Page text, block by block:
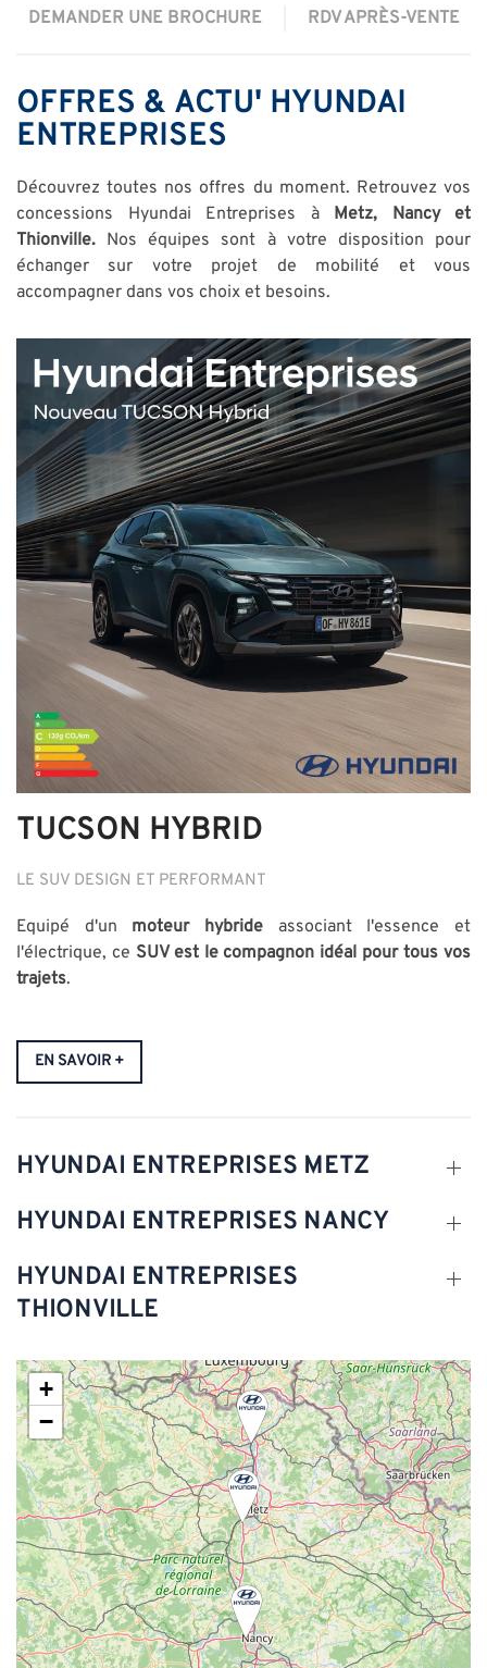
DEMANDER UNE BROCHURE
RDV APRÈS-VENTE
OFFRES & ACTU' HYUNDAI
ENTREPRISES
Découvrez toutes nos offres du moment. Retrouvez vos
concessions Hyundai Entreprises à Metz, Nancy et
Thionville. Nos équipes sont à votre disposition pour
échanger sur votre projet de mobilité et vous
accompagner dans vos choix et besoins.
TUCSON HYBRID
LE SUV DESIGN ET PERFORMANT
Equipé d'un moteur hybride associant l'essence et
l'électrique, ce SUV est le compagnon idéal pour tous vos
trajets.
EN SAVOIR +
HYUNDAI ENTREPRISES METZ
HYUNDAI ENTREPRISES NANCY
HYUNDAI ENTREPRISES
THIONVILLE
+
−